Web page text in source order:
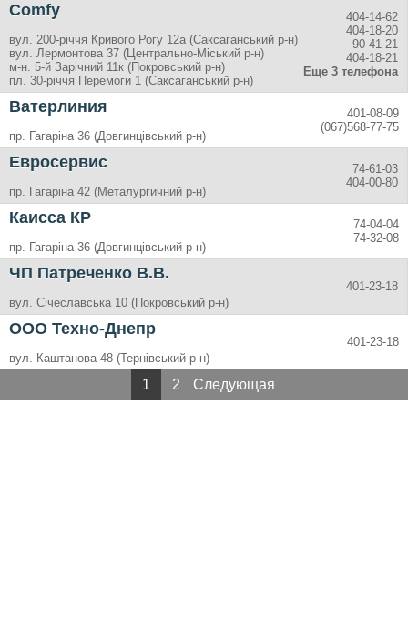
Comfy
вул. 200-річчя Кривого Рогу 12а (Саксаганський р-н)
вул. Лермонтова 37 (Центрально-Міський р-н)
м-н. 5-й Зарічний 11к (Покровський р-н)
пл. 30-річчя Перемоги 1 (Саксаганський р-н)
404-14-62
404-18-20
90-41-21
404-18-21
Еще 3 телефона
Ватерлиния
пр. Гагаріна 36 (Довгинцівський р-н)
401-08-09
(067)568-77-75
Евросервис
пр. Гагаріна 42 (Металургичний р-н)
74-61-03
404-00-80
Каисса КР
пр. Гагаріна 36 (Довгинцівський р-н)
74-04-04
74-32-08
ЧП Патреченко В.В.
вул. Січеславська 10 (Покровський р-н)
401-23-18
ООО Техно-Днепр
вул. Каштанова 48 (Тернівський р-н)
401-23-18
1 2 Следующая